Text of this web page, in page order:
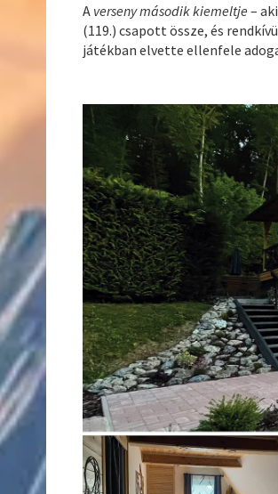
A versenymásodik kiemeltje –
(119.) csapott össze, és
játékban elvette ellenfele